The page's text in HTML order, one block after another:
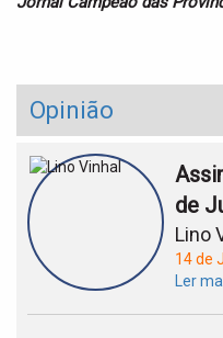
Opinião
de
Lino
14 de
Ler